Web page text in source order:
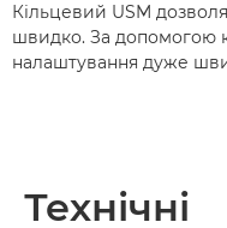
Кільцевий USM
швидко. За допомогою
налаштування дуже
Технічні